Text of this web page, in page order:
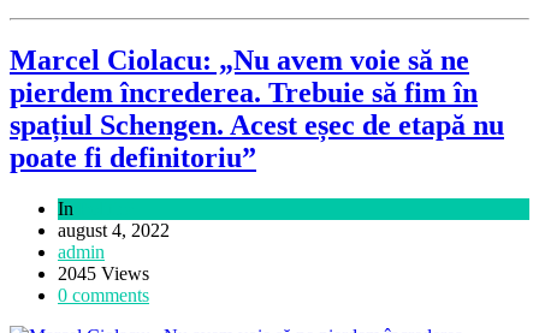
Marcel Ciolacu: „Nu avem voie să ne
pierdem încrederea. Trebuie să fim în
spațiul Schengen. Acest eșec de etapă nu
poate fi definitoriu”
In
august 4, 2022
admin
2045 Views
0 comments